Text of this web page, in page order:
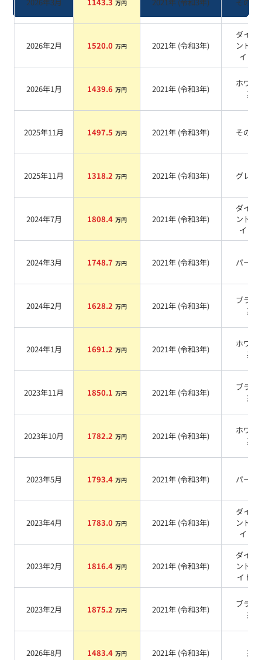
万円
2026年2月 1520.0 万円 2021年 (令和3年)
ダイヤ
ンドホ
イト
2026年1月 1439.6 万円 2021年 (令和3年)
ホワイ
系
2025年11月 1497.5 万円 2021年 (令和3年) その他
2025年11月 1318.2 万円 2021年 (令和3年) グレー
2024年7月 1808.4 万円 2021年 (令和3年)
ダイヤ
ンドホ
イト
2024年3月 1748.7 万円 2021年 (令和3年) パール
2024年2月 1628.2 万円 2021年 (令和3年)
ブラッ
系
2024年1月 1691.2 万円 2021年 (令和3年)
ホワイ
系
2023年11月 1850.1 万円 2021年 (令和3年)
ブラッ
系
2023年10月 1782.2 万円 2021年 (令和3年)
ホワイ
系
2023年5月 1793.4 万円 2021年 (令和3年) パール
2023年4月 1783.0 万円 2021年 (令和3年)
ダイヤ
ンドホ
イト
2023年2月 1816.4 万円 2021年 (令和3年)
ダイア
ンドホ
イトP
2023年2月 1875.2 万円 2021年 (令和3年)
ブラッ
系
2026年8月 1483.4 万円 2021年 (令和3年) 系